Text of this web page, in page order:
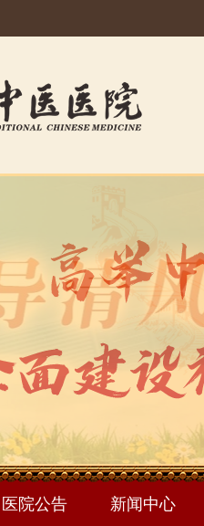
医院公告 新闻中心